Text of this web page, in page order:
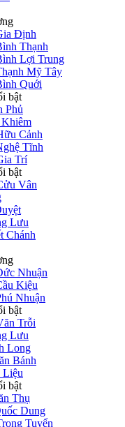
Định
Thạnh
Lợi Trung
Mỹ Tây
Quới
bật
Phủ
Cảnh
Tĩnh
Trí
bật
Vân
Lưu
Chánh
Nhuận
Kiệu
Nhuận
bật
Trỗi
Lưu
Long
Bánh
Liệu
bật
Thụ
Dung
Tuyển